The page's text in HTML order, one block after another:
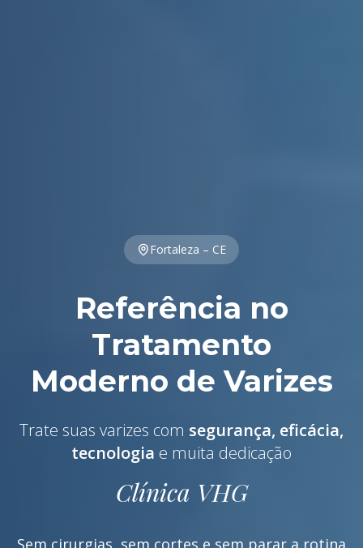
Fortaleza – CE
Referência no
Tratamento
Moderno de Varizes
Trate suas varizes com segurança, eficácia,
tecnologia e muita dedicação
Clínica VHG
Sem cirurgias, sem cortes e sem parar a rotina